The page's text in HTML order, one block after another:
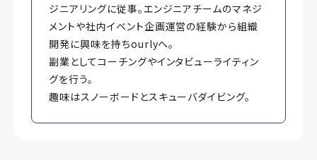
ジニアリングに従事。エンジニアチームのマネジ
メントや社内イベント企画運営の経験から組織
開発に興味を持ちourlyへ。
副業としてコーチングやインタビューライティン
グを行う。
趣味はスノーボードとスキューバダイビング。